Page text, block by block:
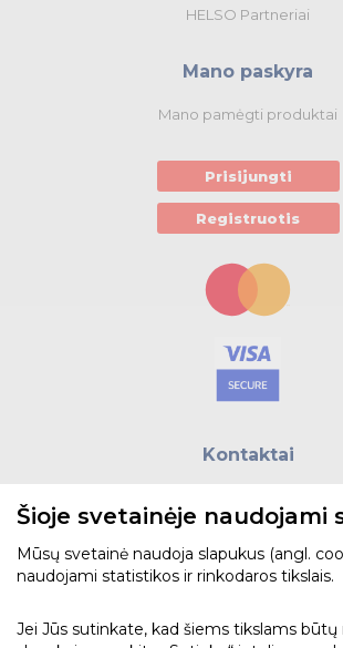
HELSO Partneriai
Mano paskyra
Mano pamėgti produktai
Prisijungti
Registruotis
Kontaktai
Telefonas:+370 5 215 0070
Adresas: Vilkpėdės g. 4, LT-03151,
Šioje svetainėje naudojami
Mūsų svetainė naudoja slapukus (angl.
naudojami statistikos ir rinkodaros tikslais.
Jei Jūs sutinkate, kad šiems tikslams būtų